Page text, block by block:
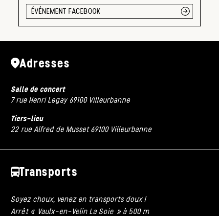
ÉVÉNEMENT FACEBOOK
Adresses
Salle de concert
7 rue Henri Legay 69100 Villeurbanne
Tiers-lieu
22 rue Alfred de Musset 69100 Villeurbanne
Transports
Soyez choux, venez en transports doux !
Arrêt « Vaulx-en-Velin La Soie » à 500 m